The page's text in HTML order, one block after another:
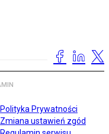
Polityka Prywatności
Zmiana ustawień zgód